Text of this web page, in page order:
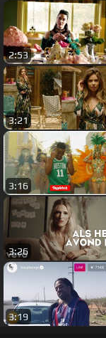
2:53
3:21
3:16
3:26
3:19